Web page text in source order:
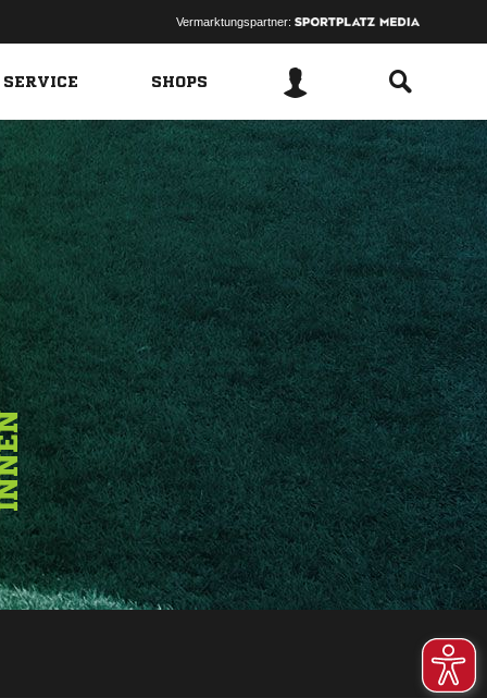
Vermarktungspartner:
SHOPS